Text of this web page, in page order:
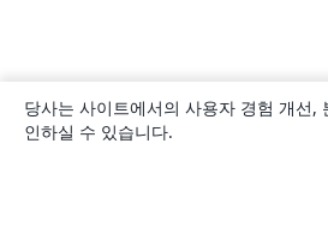
당사는 사이트에서의 사용자 경험 개선
인하실 수 있습니다.